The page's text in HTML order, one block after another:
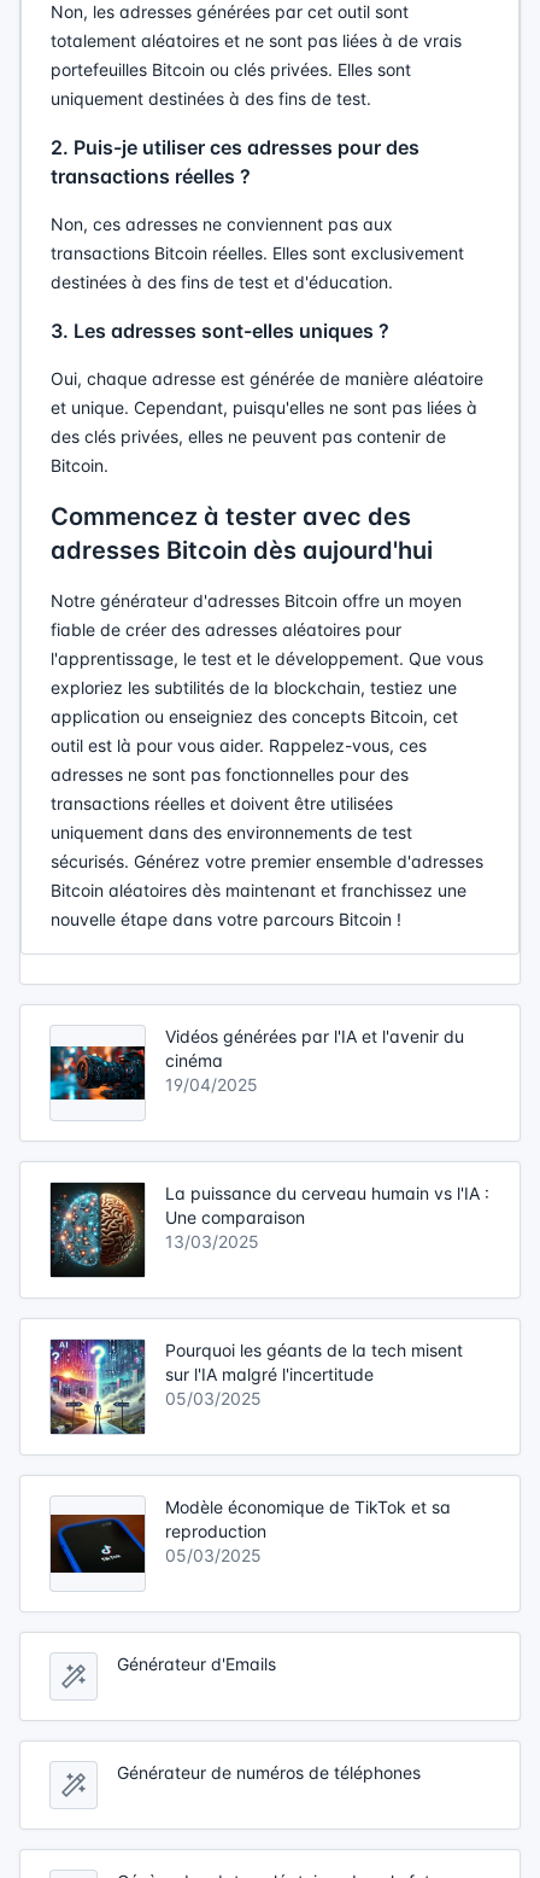
Non, les adresses générées par cet outil sont
totalement aléatoires et ne sont pas liées à de vrais
portefeuilles Bitcoin ou clés privées. Elles sont
uniquement destinées à des fins de test.
2. Puis-je utiliser ces adresses pour des
transactions réelles ?
Non, ces adresses ne conviennent pas aux
transactions Bitcoin réelles. Elles sont exclusivement
destinées à des fins de test et d'éducation.
3. Les adresses sont-elles uniques ?
Oui, chaque adresse est générée de manière aléatoire
et unique. Cependant, puisqu'elles ne sont pas liées à
des clés privées, elles ne peuvent pas contenir de
Bitcoin.
Commencez à tester avec des
adresses Bitcoin dès aujourd'hui
Notre générateur d'adresses Bitcoin offre un moyen
fiable de créer des adresses aléatoires pour
l'apprentissage, le test et le développement. Que vous
exploriez les subtilités de la blockchain, testiez une
application ou enseigniez des concepts Bitcoin, cet
outil est là pour vous aider. Rappelez-vous, ces
adresses ne sont pas fonctionnelles pour des
transactions réelles et doivent être utilisées
uniquement dans des environnements de test
sécurisés. Générez votre premier ensemble d'adresses
Bitcoin aléatoires dès maintenant et franchissez une
nouvelle étape dans votre parcours Bitcoin !
Vidéos générées par l'IA et l'avenir du
cinéma
19/04/2025
La puissance du cerveau humain vs l'IA :
Une comparaison
13/03/2025
Pourquoi les géants de la tech misent
sur l'IA malgré l'incertitude
05/03/2025
Modèle économique de TikTok et sa
reproduction
05/03/2025
Générateur d'Emails
Générateur de numéros de téléphones